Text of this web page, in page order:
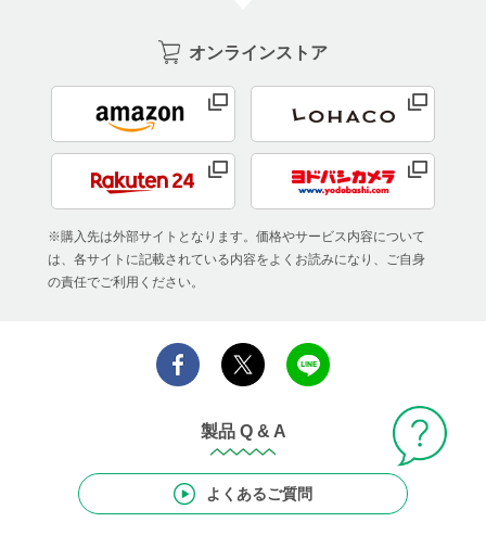
オンラインストア
※購入先は外部サイトとなります。価格やサービス内容について
は、各サイトに記載されている内容をよくお読みになり、ご自身
の責任でご利用ください。
製品 Q & A
よくあるご質問